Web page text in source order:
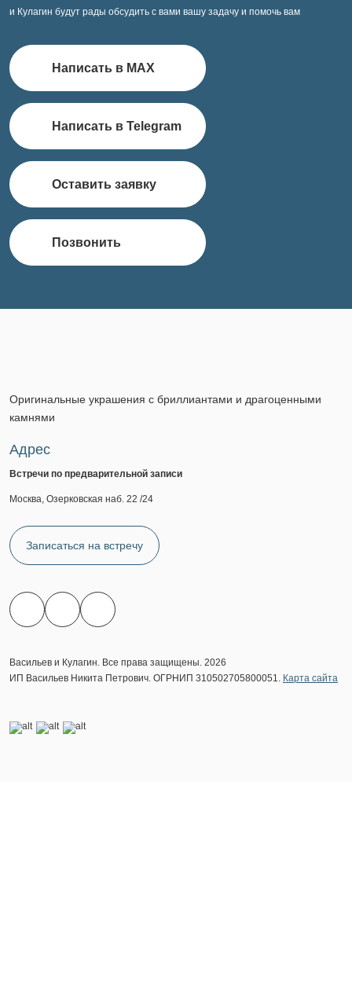
и Кулагин будут рады обсудить с вами вашу задачу и помочь вам
Написать в MAX
Написать в Telegram
Оставить заявку
Позвонить
Оригинальные украшения с бриллиантами и драгоценными
камнями
Адрес
Встречи по предварительной записи
Москва, Озерковская наб. 22 /24
Записаться на встречу
Васильев и Кулагин. Все права защищены. 2026
ИП Васильев Никита Петрович. ОГРНИП 310502705800051. Карта сайта